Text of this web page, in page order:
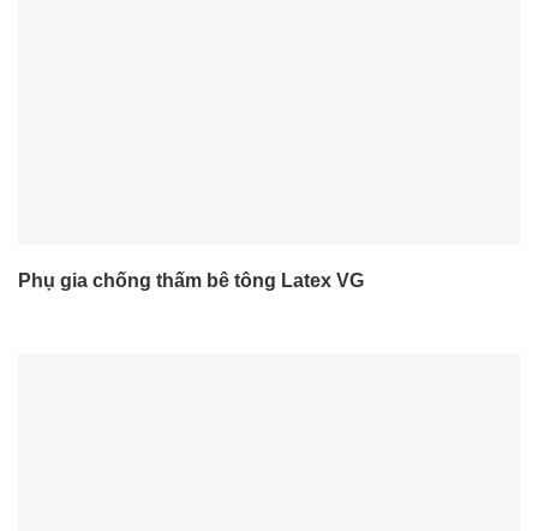
Phụ gia chống thấm bê tông Latex VG